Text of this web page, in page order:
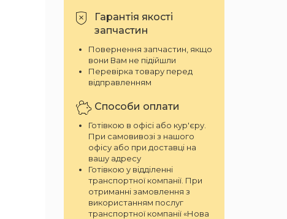
Гарантія якості
запчастин
Повернення запчастин, якщо
вони Вам не підійшли
Перевірка товару перед
відправленням
Способи оплати
Готівкою в офісі або кур'єру.
При самовивозі з нашого
офісу або при доставці на
вашу адресу
Готівкою у відділенні
транспортної компанії. При
отриманні замовлення з
використанням послуг
транспортної компанії «Нова